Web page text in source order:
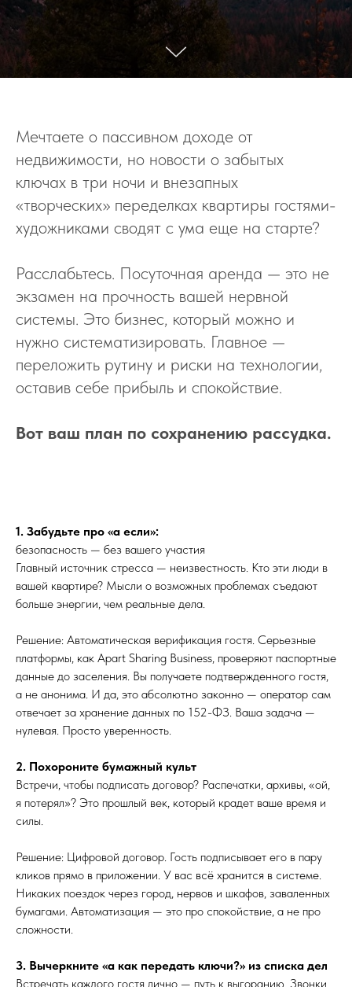
Мечтаете о пассивном доходе от
недвижимости, но новости о забытых
ключах в три ночи и внезапных
«творческих» переделках квартиры гостями-
художниками сводят с ума еще на старте?
Расслабьтесь. Посуточная аренда — это не
экзамен на прочность вашей нервной
системы. Это бизнес, который можно и
нужно систематизировать. Главное —
переложить рутину и риски на технологии,
оставив себе прибыль и спокойствие.
Вот ваш план по сохранению рассудка.
1. Забудьте про «а если»:
безопасность — без вашего участия
Главный источник стресса — неизвестность. Кто эти люди в
вашей квартире? Мысли о возможных проблемах съедают
больше энергии, чем реальные дела.
Решение: Автоматическая верификация гостя. Серьезные
платформы, как Apart Sharing Business, проверяют паспортные
данные до заселения. Вы получаете подтвержденного гостя,
а не анонима. И да, это абсолютно законно — оператор сам
отвечает за хранение данных по 152-ФЗ. Ваша задача —
нулевая. Просто уверенность.
2. Похороните бумажный культ
Встречи, чтобы подписать договор? Распечатки, архивы, «ой,
я потерял»? Это прошлый век, который крадет ваше время и
силы.
Решение: Цифровой договор. Гость подписывает его в пару
кликов прямо в приложении. У вас всё хранится в системе.
Никаких поездок через город, нервов и шкафов, заваленных
бумагами. Автоматизация — это про спокойствие, а не про
сложности.
3. Вычеркните «а как передать ключи?» из списка дел
Встречать каждого гостя лично — путь к выгоранию. Звонки